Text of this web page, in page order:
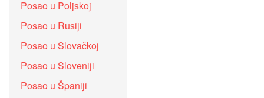
Posao u Poljskoj
Posao u Rusiji
Posao u Slovačkoj
Posao u Sloveniji
Posao u Španiji